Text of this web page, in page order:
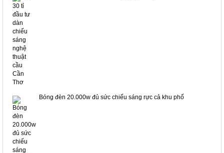
Bóng đèn 20.000w đủ sức chiếu sáng rực cả khu phố